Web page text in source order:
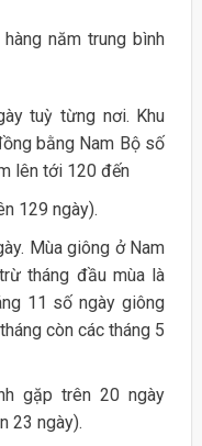
năm trung bình
tuỳ từng nơi. Khu
bằng Nam Bộ số
lên tới 120 đến
129 ngày).
Mùa giông ở Nam
tháng đầu mùa là
11 số ngày giông
còn các tháng 5
gặp trên 20 ngày
23 ngày).